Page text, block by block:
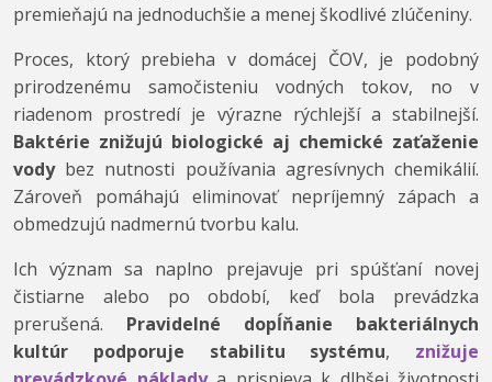
premieňajú na jednoduchšie a menej škodlivé zlúčeniny.
Proces, ktorý prebieha v domácej ČOV, je podobný
prirodzenému samočisteniu vodných tokov, no v
riadenom prostredí je výrazne rýchlejší a stabilnejší.
Baktérie znižujú biologické aj chemické zaťaženie
vodybez nutnosti používania agresívnych chemikálií.
Zároveň pomáhajú eliminovať nepríjemný zápach a
obmedzujú nadmernú tvorbu kalu.
Ich význam sa naplno prejavuje pri spúšťaní novej
čistiarne alebo po období, keď bola prevádzka
prerušená. Pravidelné dopĺňanie bakteriálnych
kultúr podporuje stabilitu systému, znižuje